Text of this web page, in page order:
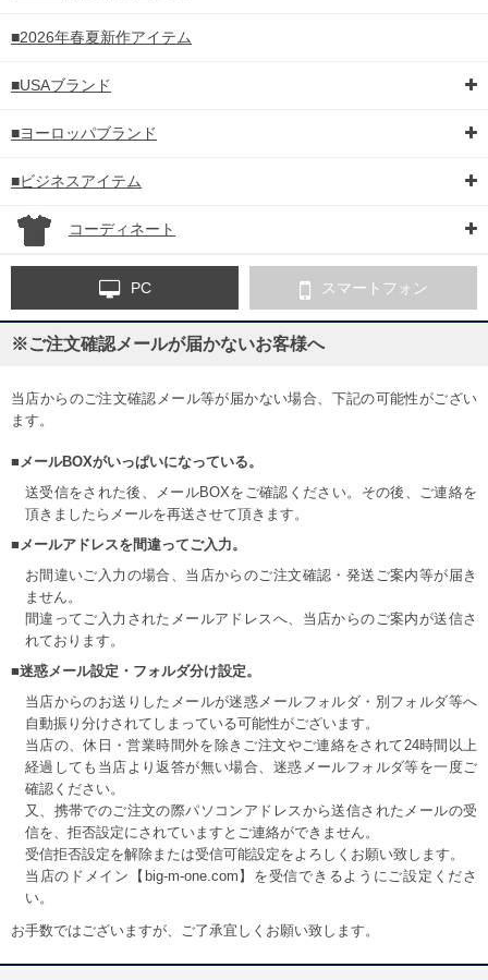
■2026年春夏新作アイテム
■USAブランド
■ヨーロッパブランド
■ビジネスアイテム
コーディネート
PC スマートフォン
※ご注文確認メールが届かないお客様へ
当店からのご注文確認メール等が届かない場合、下記の可能性がござい
ます。
■メールBOXがいっぱいになっている。
送受信をされた後、メールBOXをご確認ください。その後、ご連絡を
頂きましたらメールを再送させて頂きます。
■メールアドレスを間違ってご入力。
お間違いご入力の場合、当店からのご注文確認・発送ご案内等が届き
ません。
間違ってご入力されたメールアドレスへ、当店からのご案内が送信さ
れております。
■迷惑メール設定・フォルダ分け設定。
当店からのお送りしたメールが迷惑メールフォルダ・別フォルダ等へ
自動振り分けされてしまっている可能性がございます。
当店の、休日・営業時間外を除きご注文やご連絡をされて24時間以上
経過しても当店より返答が無い場合、迷惑メールフォルダ等を一度ご
確認ください。
又、携帯でのご注文の際パソコンアドレスから送信されたメールの受
信を、拒否設定にされていますとご連絡ができません。
受信拒否設定を解除または受信可能設定をよろしくお願い致します。
当店のドメイン【big-m-one.com】を受信できるようにご設定くださ
い。
お手数ではございますが、ご了承宜しくお願い致します。